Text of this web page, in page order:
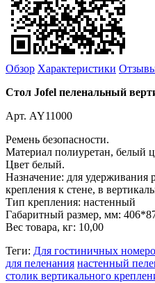
Обзор Характеристики
Стол Jofel пеленальный
Арт. AY11000
Ремень безопасности.
Материал полиуретан, белый
Цвет белый.
Назначение: для удерживания
крепления к стене, в
Тип крепления: настенный
Габаритный размер, мм:
Вес товара, кг: 10,00
Теги: Для гостиничных
для пеленания настенный
столик вертикального